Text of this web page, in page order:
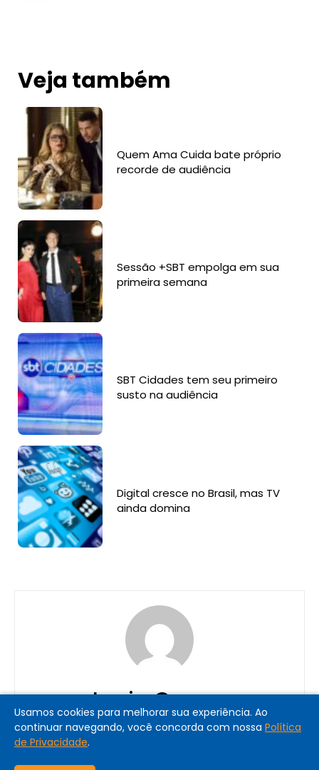
Veja também
Quem Ama Cuida bate próprio
recorde de audiência
Sessão +SBT empolga em sua
primeira semana
SBT Cidades tem seu primeiro
susto na audiência
Digital cresce no Brasil, mas TV
ainda domina
Lucia Correa
Usamos cookies para melhorar sua experiência. Ao
continuar navegando, você concorda com nossa Política
de Privacidade.